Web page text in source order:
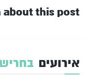
about this post
אירועים בחריש